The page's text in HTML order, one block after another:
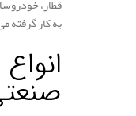
قطار،
به کار گرفته